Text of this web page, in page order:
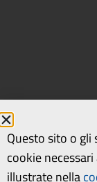
Questo sito o
cookie
illustrate nella